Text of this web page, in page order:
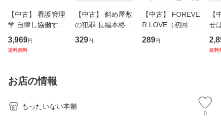
【中古】 看護管理
学 自律し協働する
専門職の看護マネ
ジメントスキル 改
恵 藤本幸三 / 南江
堂 [単行
3,969円
送料無料
【中古】 斜め屋敷
の犯罪 長編本格推
理小説 (光文社文
庫) / 島田荘司 / 光
329円
【中古】 FOREVE
R LOVE（初回生
産限定盤） / 清水
翔太×加藤ミリヤ /
289円
【
せ
タ
送料
お店の情報
もったいない本舗
0